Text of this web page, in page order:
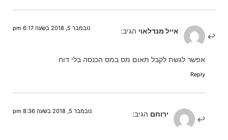
אייל מנדלאוי הגיב: נובמבר 5, 2018 בשעה 6:17 pm
אפשר לגשת לקבל תאום מס במס הכנסה בלי דוח
Reply
ירוחם הגיב: נובמבר 5, 2018 בשעה 8:36 pm